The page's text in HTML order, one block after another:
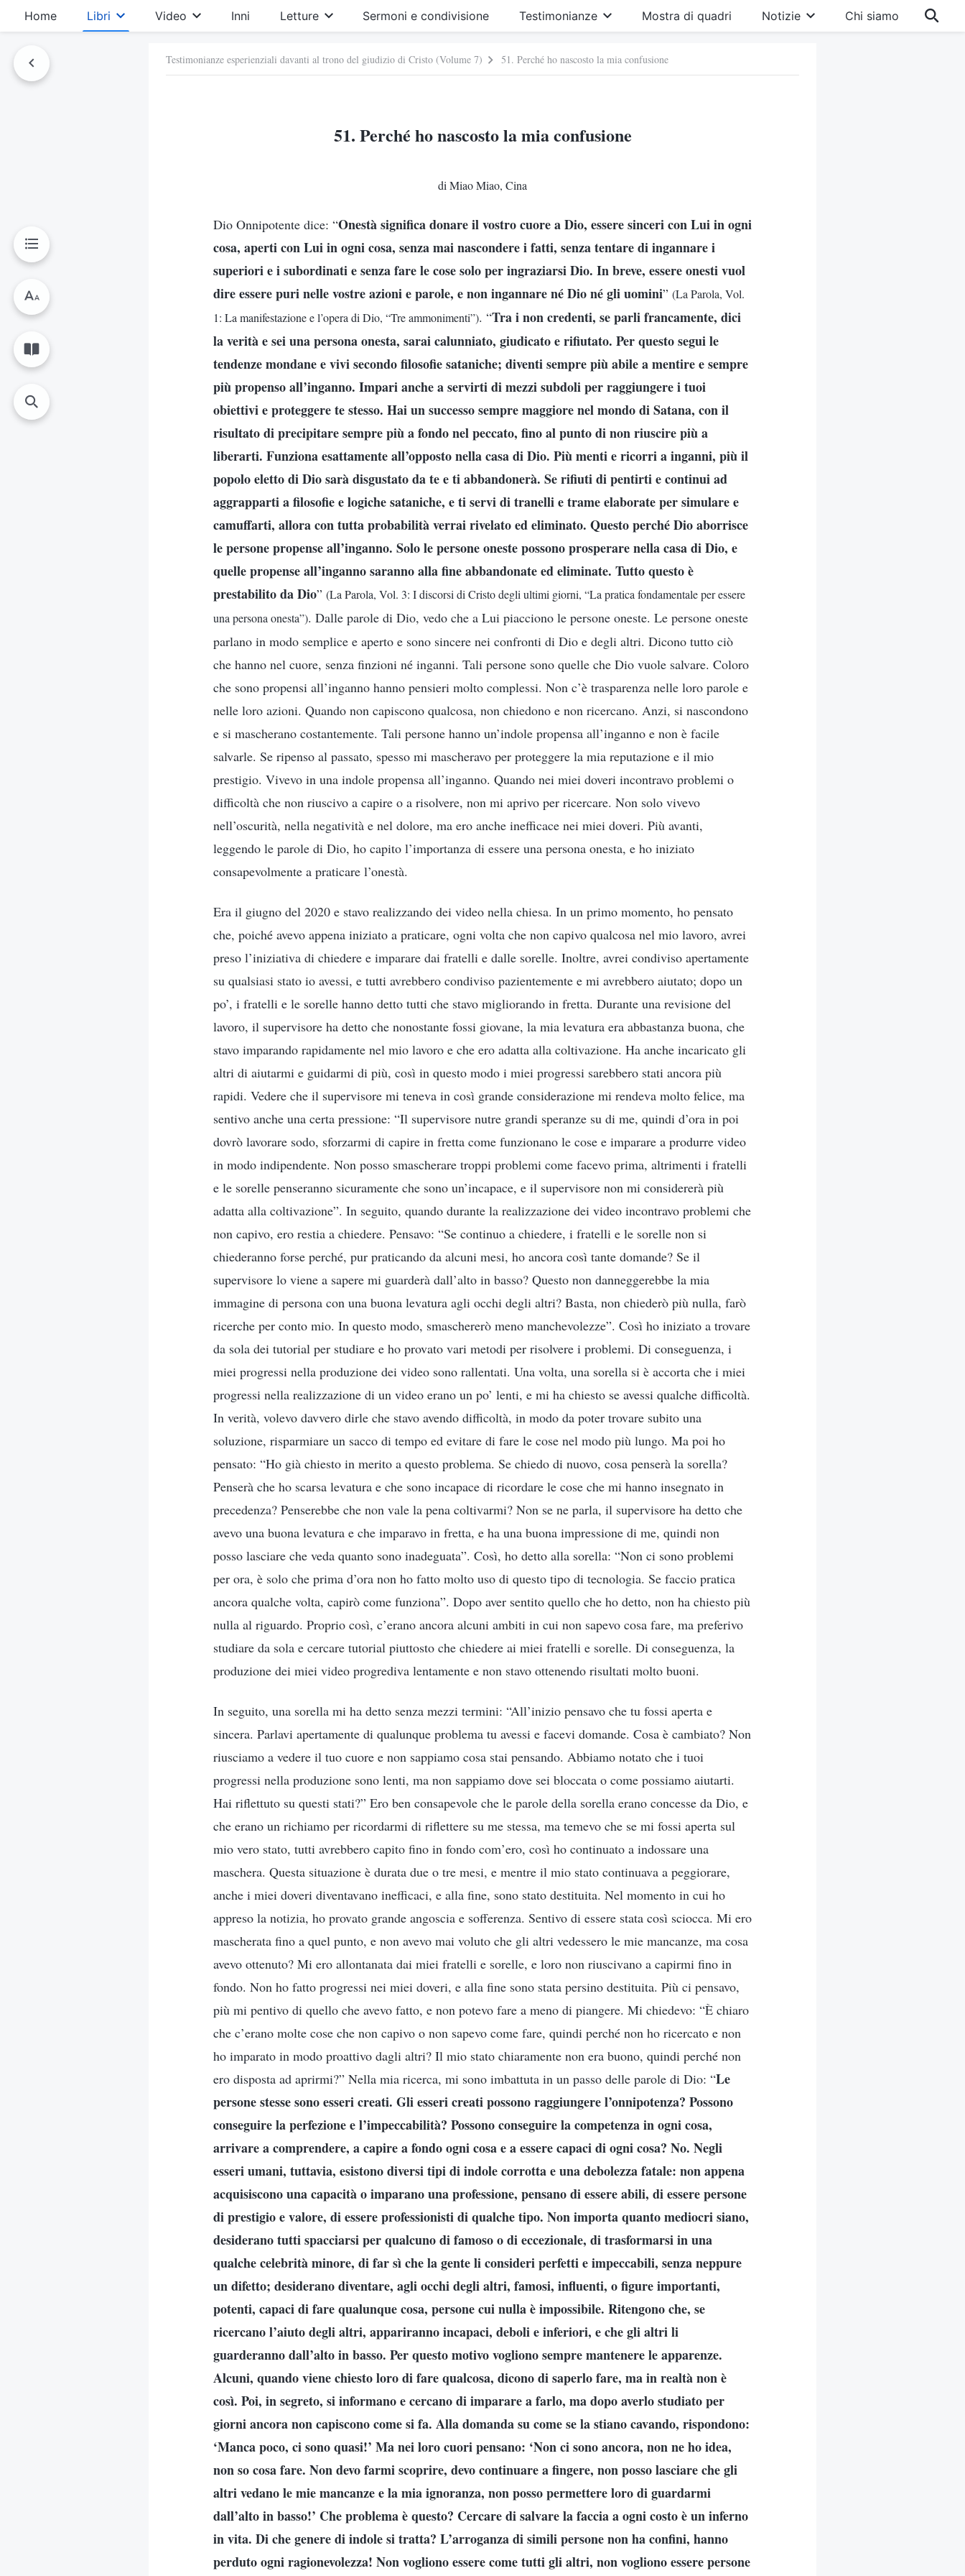
Home Libri Video Inni Letture Sermoni e condivisione Testimonianze Mostra di quadri Notizie Chi siamo
Testimonianze esperienziali davanti al trono del giudizio di Cristo (Volume 7) 51. Perché ho nascosto la mia confusione
51. Perché ho nascosto la mia confusione
di Miao Miao, Cina
Dio Onnipotente dice: “Onestà significa donare il vostro cuore a Dio, essere sinceri con Lui in ogni
cosa, aperti con Lui in ogni cosa, senza mai nascondere i fatti, senza tentare di ingannare i
superiori e i subordinati e senza fare le cose solo per ingraziarsi Dio. In breve, essere onesti vuol
dire essere puri nelle vostre azioni e parole, e non ingannare né Dio né gli uomini” (La Parola, Vol.
1: La manifestazione e l’opera di Dio, “Tre ammonimenti”). “Tra i non credenti, se parli francamente, dici
la verità e sei una persona onesta, sarai calunniato, giudicato e rifiutato. Per questo segui le
tendenze mondane e vivi secondo filosofie sataniche; diventi sempre più abile a mentire e sempre
più propenso all’inganno. Impari anche a servirti di mezzi subdoli per raggiungere i tuoi
obiettivi e proteggere te stesso. Hai un successo sempre maggiore nel mondo di Satana, con il
risultato di precipitare sempre più a fondo nel peccato, fino al punto di non riuscire più a
liberarti. Funziona esattamente all’opposto nella casa di Dio. Più menti e ricorri a inganni, più il
popolo eletto di Dio sarà disgustato da te e ti abbandonerà. Se rifiuti di pentirti e continui ad
aggrapparti a filosofie e logiche sataniche, e ti servi di tranelli e trame elaborate per simulare e
camuffarti, allora con tutta probabilità verrai rivelato ed eliminato. Questo perché Dio aborrisce
le persone propense all’inganno. Solo le persone oneste possono prosperare nella casa di Dio, e
quelle propense all’inganno saranno alla fine abbandonate ed eliminate. Tutto questo è
prestabilito da Dio” (La Parola, Vol. 3: I discorsi di Cristo degli ultimi giorni, “La pratica fondamentale per essere
una persona onesta”). Dalle parole di Dio, vedo che a Lui piacciono le persone oneste. Le persone oneste
parlano in modo semplice e aperto e sono sincere nei confronti di Dio e degli altri. Dicono tutto ciò
che hanno nel cuore, senza finzioni né inganni. Tali persone sono quelle che Dio vuole salvare. Coloro
che sono propensi all’inganno hanno pensieri molto complessi. Non c’è trasparenza nelle loro parole e
nelle loro azioni. Quando non capiscono qualcosa, non chiedono e non ricercano. Anzi, si nascondono
e si mascherano costantemente. Tali persone hanno un’indole propensa all’inganno e non è facile
salvarle. Se ripenso al passato, spesso mi mascheravo per proteggere la mia reputazione e il mio
prestigio. Vivevo in una indole propensa all’inganno. Quando nei miei doveri incontravo problemi o
difficoltà che non riuscivo a capire o a risolvere, non mi aprivo per ricercare. Non solo vivevo
nell’oscurità, nella negatività e nel dolore, ma ero anche inefficace nei miei doveri. Più avanti,
leggendo le parole di Dio, ho capito l’importanza di essere una persona onesta, e ho iniziato
consapevolmente a praticare l’onestà.
Era il giugno del 2020 e stavo realizzando dei video nella chiesa. In un primo momento, ho pensato
che, poiché avevo appena iniziato a praticare, ogni volta che non capivo qualcosa nel mio lavoro, avrei
preso l’iniziativa di chiedere e imparare dai fratelli e dalle sorelle. Inoltre, avrei condiviso apertamente
su qualsiasi stato io avessi, e tutti avrebbero condiviso pazientemente e mi avrebbero aiutato; dopo un
po’, i fratelli e le sorelle hanno detto tutti che stavo migliorando in fretta. Durante una revisione del
lavoro, il supervisore ha detto che nonostante fossi giovane, la mia levatura era abbastanza buona, che
stavo imparando rapidamente nel mio lavoro e che ero adatta alla coltivazione. Ha anche incaricato gli
altri di aiutarmi e guidarmi di più, così in questo modo i miei progressi sarebbero stati ancora più
rapidi. Vedere che il supervisore mi teneva in così grande considerazione mi rendeva molto felice, ma
sentivo anche una certa pressione: “Il supervisore nutre grandi speranze su di me, quindi d’ora in poi
dovrò lavorare sodo, sforzarmi di capire in fretta come funzionano le cose e imparare a produrre video
in modo indipendente. Non posso smascherare troppi problemi come facevo prima, altrimenti i fratelli
e le sorelle penseranno sicuramente che sono un’incapace, e il supervisore non mi considererà più
adatta alla coltivazione”. In seguito, quando durante la realizzazione dei video incontravo problemi che
non capivo, ero restia a chiedere. Pensavo: “Se continuo a chiedere, i fratelli e le sorelle non si
chiederanno forse perché, pur praticando da alcuni mesi, ho ancora così tante domande? Se il
supervisore lo viene a sapere mi guarderà dall’alto in basso? Questo non danneggerebbe la mia
immagine di persona con una buona levatura agli occhi degli altri? Basta, non chiederò più nulla, farò
ricerche per conto mio. In questo modo, smaschererò meno manchevolezze”. Così ho iniziato a trovare
da sola dei tutorial per studiare e ho provato vari metodi per risolvere i problemi. Di conseguenza, i
miei progressi nella produzione dei video sono rallentati. Una volta, una sorella si è accorta che i miei
progressi nella realizzazione di un video erano un po’ lenti, e mi ha chiesto se avessi qualche difficoltà.
In verità, volevo davvero dirle che stavo avendo difficoltà, in modo da poter trovare subito una
soluzione, risparmiare un sacco di tempo ed evitare di fare le cose nel modo più lungo. Ma poi ho
pensato: “Ho già chiesto in merito a questo problema. Se chiedo di nuovo, cosa penserà la sorella?
Penserà che ho scarsa levatura e che sono incapace di ricordare le cose che mi hanno insegnato in
precedenza? Penserebbe che non vale la pena coltivarmi? Non se ne parla, il supervisore ha detto che
avevo una buona levatura e che imparavo in fretta, e ha una buona impressione di me, quindi non
posso lasciare che veda quanto sono inadeguata”. Così, ho detto alla sorella: “Non ci sono problemi
per ora, è solo che prima d’ora non ho fatto molto uso di questo tipo di tecnologia. Se faccio pratica
ancora qualche volta, capirò come funziona”. Dopo aver sentito quello che ho detto, non ha chiesto più
nulla al riguardo. Proprio così, c’erano ancora alcuni ambiti in cui non sapevo cosa fare, ma preferivo
studiare da sola e cercare tutorial piuttosto che chiedere ai miei fratelli e sorelle. Di conseguenza, la
produzione dei miei video progrediva lentamente e non stavo ottenendo risultati molto buoni.
In seguito, una sorella mi ha detto senza mezzi termini: “All’inizio pensavo che tu fossi aperta e
sincera. Parlavi apertamente di qualunque problema tu avessi e facevi domande. Cosa è cambiato? Non
riusciamo a vedere il tuo cuore e non sappiamo cosa stai pensando. Abbiamo notato che i tuoi
progressi nella produzione sono lenti, ma non sappiamo dove sei bloccata o come possiamo aiutarti.
Hai riflettuto su questi stati?” Ero ben consapevole che le parole della sorella erano concesse da Dio, e
che erano un richiamo per ricordarmi di riflettere su me stessa, ma temevo che se mi fossi aperta sul
mio vero stato, tutti avrebbero capito fino in fondo com’ero, così ho continuato a indossare una
maschera. Questa situazione è durata due o tre mesi, e mentre il mio stato continuava a peggiorare,
anche i miei doveri diventavano inefficaci, e alla fine, sono stato destituita. Nel momento in cui ho
appreso la notizia, ho provato grande angoscia e sofferenza. Sentivo di essere stata così sciocca. Mi ero
mascherata fino a quel punto, e non avevo mai voluto che gli altri vedessero le mie mancanze, ma cosa
avevo ottenuto? Mi ero allontanata dai miei fratelli e sorelle, e loro non riuscivano a capirmi fino in
fondo. Non ho fatto progressi nei miei doveri, e alla fine sono stata persino destituita. Più ci pensavo,
più mi pentivo di quello che avevo fatto, e non potevo fare a meno di piangere. Mi chiedevo: “È chiaro
che c’erano molte cose che non capivo o non sapevo come fare, quindi perché non ho ricercato e non
ho imparato in modo proattivo dagli altri? Il mio stato chiaramente non era buono, quindi perché non
ero disposta ad aprirmi?” Nella mia ricerca, mi sono imbattuta in un passo delle parole di Dio: “Le
persone stesse sono esseri creati. Gli esseri creati possono raggiungere l’onnipotenza? Possono
conseguire la perfezione e l’impeccabilità? Possono conseguire la competenza in ogni cosa,
arrivare a comprendere, a capire a fondo ogni cosa e a essere capaci di ogni cosa? No. Negli
esseri umani, tuttavia, esistono diversi tipi di indole corrotta e una debolezza fatale: non appena
acquisiscono una capacità o imparano una professione, pensano di essere abili, di essere persone
di prestigio e valore, di essere professionisti di qualche tipo. Non importa quanto mediocri siano,
desiderano tutti spacciarsi per qualcuno di famoso o di eccezionale, di trasformarsi in una
qualche celebrità minore, di far sì che la gente li consideri perfetti e impeccabili, senza neppure
un difetto; desiderano diventare, agli occhi degli altri, famosi, influenti, o figure importanti,
potenti, capaci di fare qualunque cosa, persone cui nulla è impossibile. Ritengono che, se
ricercano l’aiuto degli altri, appariranno incapaci, deboli e inferiori, e che gli altri li
guarderanno dall’alto in basso. Per questo motivo vogliono sempre mantenere le apparenze.
Alcuni, quando viene chiesto loro di fare qualcosa, dicono di saperlo fare, ma in realtà non è
così. Poi, in segreto, si informano e cercano di imparare a farlo, ma dopo averlo studiato per
giorni ancora non capiscono come si fa. Alla domanda su come se la stiano cavando, rispondono:
‘Manca poco, ci sono quasi!’ Ma nei loro cuori pensano: ‘Non ci sono ancora, non ne ho idea,
non so cosa fare. Non devo farmi scoprire, devo continuare a fingere, non posso lasciare che gli
altri vedano le mie mancanze e la mia ignoranza, non posso permettere loro di guardarmi
dall’alto in basso!’ Che problema è questo? Cercare di salvare la faccia a ogni costo è un inferno
in vita. Di che genere di indole si tratta? L’arroganza di simili persone non ha confini, hanno
perduto ogni ragionevolezza! Non vogliono essere come tutti gli altri, non vogliono essere persone